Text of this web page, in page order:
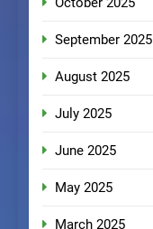
September 2025
August 2025
July 2025
June 2025
May 2025
March 2025